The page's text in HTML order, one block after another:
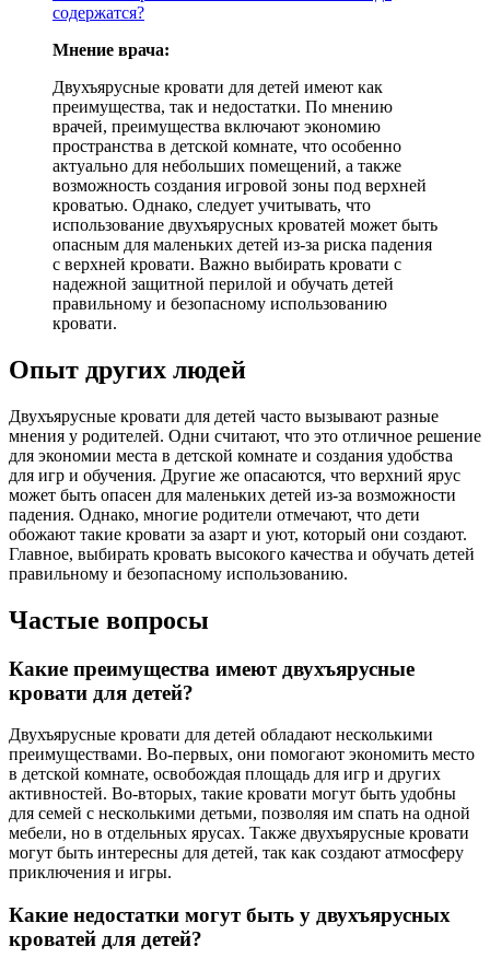
содержатся?
Мнение врача:
Двухъярусные кровати для детей имеют как
преимущества, так и недостатки. По мнению
врачей, преимущества включают экономию
пространства в детской комнате, что особенно
актуально для небольших помещений, а также
возможность создания игровой зоны под верхней
кроватью. Однако, следует учитывать, что
использование двухъярусных кроватей может быть
опасным для маленьких детей из-за риска падения
с верхней кровати. Важно выбирать кровати с
надежной защитной перилой и обучать детей
правильному и безопасному использованию
кровати.
Опыт других людей
Двухъярусные кровати для детей часто вызывают разные
мнения у родителей. Одни считают, что это отличное решение
для экономии места в детской комнате и создания удобства
для игр и обучения. Другие же опасаются, что верхний ярус
может быть опасен для маленьких детей из-за возможности
падения. Однако, многие родители отмечают, что дети
обожают такие кровати за азарт и уют, который они создают.
Главное, выбирать кровать высокого качества и обучать детей
правильному и безопасному использованию.
Частые вопросы
Какие преимущества имеют двухъярусные
кровати для детей?
Двухъярусные кровати для детей обладают несколькими
преимуществами. Во-первых, они помогают экономить место
в детской комнате, освобождая площадь для игр и других
активностей. Во-вторых, такие кровати могут быть удобны
для семей с несколькими детьми, позволяя им спать на одной
мебели, но в отдельных ярусах. Также двухъярусные кровати
могут быть интересны для детей, так как создают атмосферу
приключения и игры.
Какие недостатки могут быть у двухъярусных
кроватей для детей?